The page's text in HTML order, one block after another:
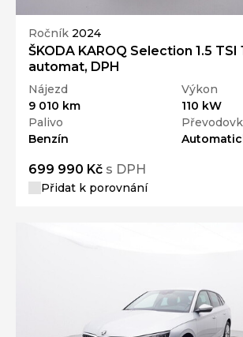
Ročník 2024
ŠKODA KAROQ Selection 1.5 TSI
automat, DPH
Nájezd
9 010 km
Výkon
110 kW
Palivo
Benzín
699 990 Kč s DPH
Přidat k porovnání